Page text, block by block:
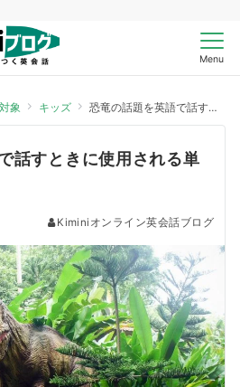
Menu
対象 キッズ 恐竜の話題を英語で話すときに使用される単語
話すときに使用される単
Kiminiオンライン英会話ブログ